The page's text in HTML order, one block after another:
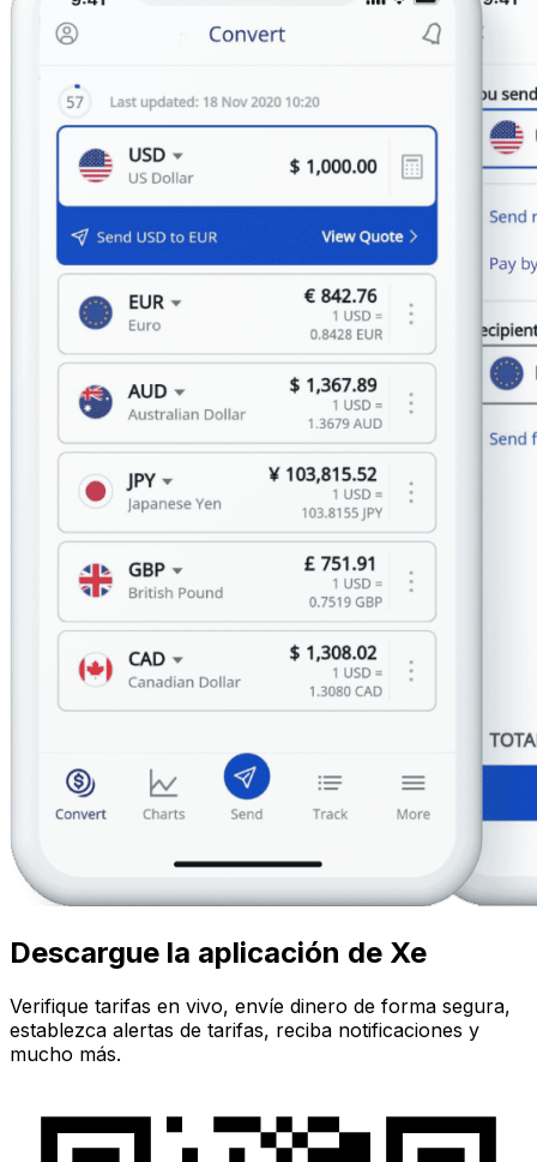
Descargue la aplicación de Xe
Verifique tarifas en vivo, envíe dinero de forma segura,
establezca alertas de tarifas, reciba notificaciones y
mucho más.